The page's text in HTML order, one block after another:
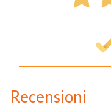
Recensioni